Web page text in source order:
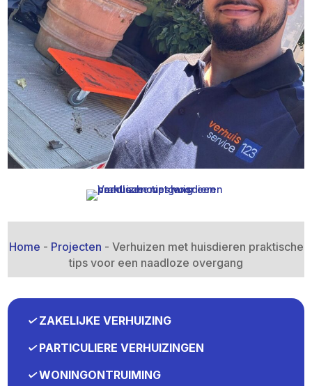
Home - Projecten - Verhuizen met huisdieren praktische
tips voor een naadloze overgang
✓ZAKELIJKE VERHUIZING
✓PARTICULIERE VERHUIZINGEN
✓WONINGONTRUIMING